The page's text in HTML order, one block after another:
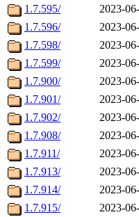
1.7.595/
2023-
1.7.596/
2023-
1.7.598/
2023-
1.7.599/
2023-
1.7.900/
2023-
1.7.901/
2023-
1.7.902/
2023-
1.7.908/
2023-
1.7.911/
2023-
1.7.913/
2023-
1.7.914/
2023-
1.7.915/
2023-